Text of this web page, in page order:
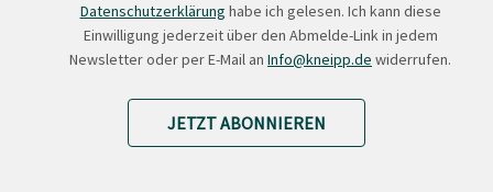
Datenschutzerklärung habe ich gelesen. Ich kann diese
Einwilligung jederzeit über den Abmelde-Link in jedem
Newsletter oder per E-Mail an Info@kneipp.de widerrufen.
JETZT ABONNIEREN